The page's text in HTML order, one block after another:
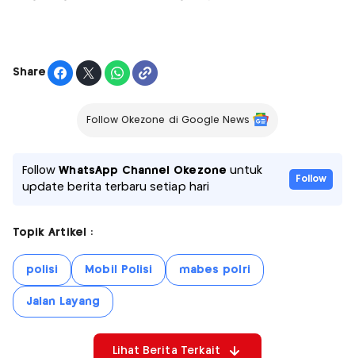
Share
Follow Okezone di Google News
FollowWhatsApp Channel Okezone untuk
update berita terbaru setiap hari
Follow
Topik Artikel :
polisi Mobil Polisi mabes polri
Jalan Layang
Lihat Berita Terkait